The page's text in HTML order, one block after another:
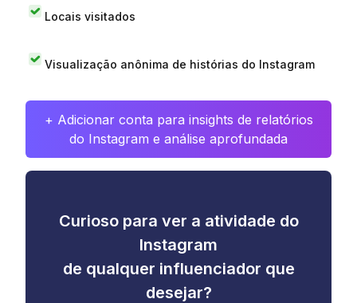
Locais visitados
Visualização anônima de histórias do Instagram
+ Adicionar conta para insights de relatórios
do Instagram e análise aprofundada
Curioso para ver a atividade do
Instagram
de qualquer influenciador que
desejar?